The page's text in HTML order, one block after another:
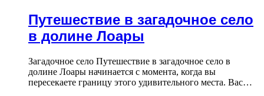
Путешествие в загадочное село
в долине Лоары
Загадочное село Путешествие в загадочное село в
долине Лоары начинается с момента, когда вы
пересекаете границу этого удивительного места. Вас…